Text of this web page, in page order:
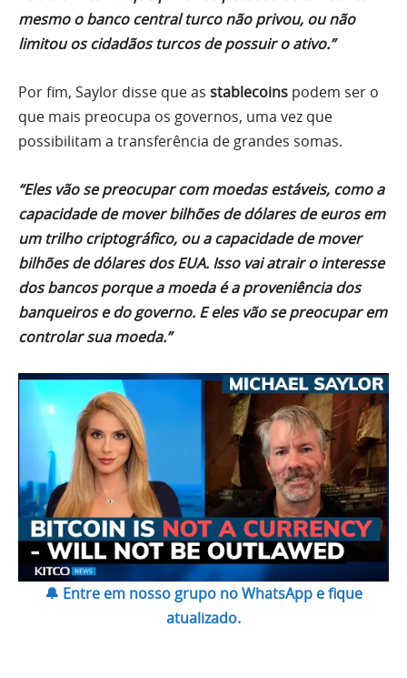
mesmo o banco central turco não privou, ou não
limitou os cidadãos turcos de possuir o ativo.”
Por fim, Saylor disse que as stablecoins ​​podem ser o
que mais preocupa os governos, uma vez que
possibilitam a transferência de grandes somas.
“Eles vão se preocupar com moedas estáveis, como a
capacidade de mover bilhões de dólares de euros em
um trilho criptográfico, ou a capacidade de mover
bilhões de dólares dos EUA. Isso vai atrair o interesse
dos bancos porque a moeda é a proveniência dos
banqueiros e do governo. E eles vão se preocupar em
controlar sua moeda.”
🔔 Entre em nosso grupo no WhatsApp e fique
atualizado.